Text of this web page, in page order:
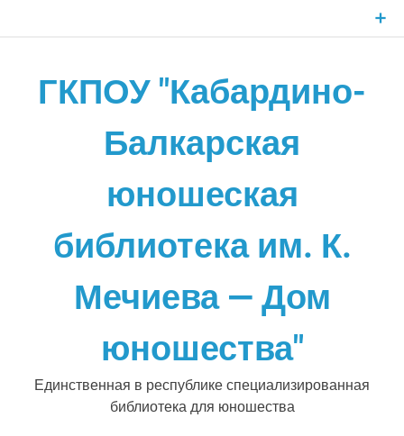
ГКПОУ "Кабардино-
Балкарская
юношеская
библиотека им. К.
Мечиева — Дом
юношества"
Единственная в республике специализированная
библиотека для юношества